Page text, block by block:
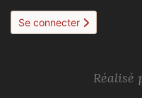
Se connecter
Réalisé